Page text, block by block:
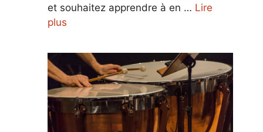
et souhaitez apprendre à en … Lire
plus